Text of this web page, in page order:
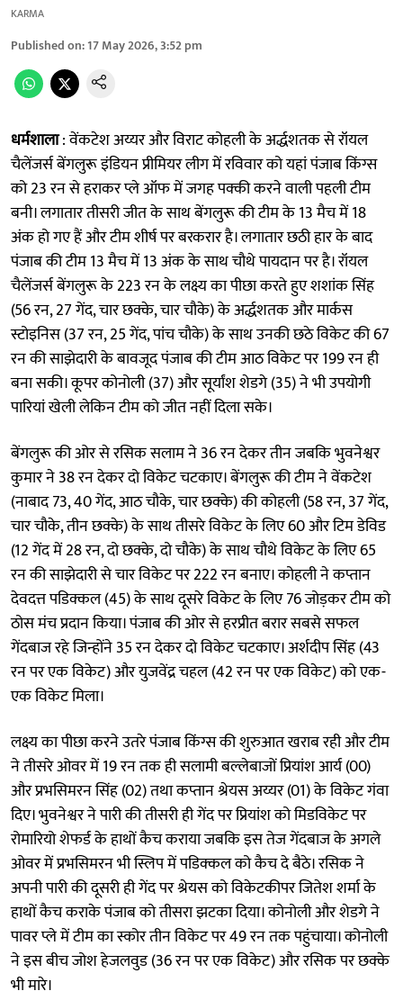
KARMA
Published on:17 May 2026, 3:52 pm
धर्मशाला: वेंकटेश अय्यर और विराट कोहली के अर्द्धशतक से रॉयल
चैलेंजर्स बेंगलुरू इंडियन प्रीमियर लीग में रविवार को यहां पंजाब किंग्स
को 23 रन से हराकर प्ले ऑफ में जगह पक्की करने वाली पहली टीम
बनी। लगातार तीसरी जीत के साथ बेंगलुरू की टीम के 13 मैच में 18
अंक हो गए हैं और टीम शीर्ष पर बरकरार है। लगातार छठी हार के बाद
पंजाब की टीम 13 मैच में 13 अंक के साथ चौथे पायदान पर है। रॉयल
चैलेंजर्स बेंगलुरू के 223 रन के लक्ष्य का पीछा करते हुए शशांक सिंह
(56 रन, 27 गेंद, चार छक्के, चार चौके) के अर्द्धशतक और मार्कस
स्टोइनिस (37 रन, 25 गेंद, पांच चौके) के साथ उनकी छठे विकेट की 67
रन की साझेदारी के बावजूद पंजाब की टीम आठ विकेट पर 199 रन ही
बना सकी। कूपर कोनोली (37) और सूर्यांश शेडगे (35) ने भी उपयोगी
पारियां खेली लेकिन टीम को जीत नहीं दिला सके।
बेंगलुरू की ओर से रसिक सलाम ने 36 रन देकर तीन जबकि भुवनेश्वर
कुमार ने 38 रन देकर दो विकेट चटकाए। बेंगलुरू की टीम ने वेंकटेश
(नाबाद 73, 40 गेंद, आठ चौके, चार छक्के) की कोहली (58 रन, 37 गेंद,
चार चौके, तीन छक्के) के साथ तीसरे विकेट के लिए 60 और टिम डेविड
(12 गेंद में 28 रन, दो छक्के, दो चौके) के साथ चौथे विकेट के लिए 65
रन की साझेदारी से चार विकेट पर 222 रन बनाए। कोहली ने कप्तान
देवदत्त पडिक्कल (45) के साथ दूसरे विकेट के लिए 76 जोड़कर टीम को
ठोस मंच प्रदान किया। पंजाब की ओर से हरप्रीत बरार सबसे सफल
गेंदबाज रहे जिन्होंने 35 रन देकर दो विकेट चटकाए। अर्शदीप सिंह (43
रन पर एक विकेट) और युजवेंद्र चहल (42 रन पर एक विकेट) को एक-
एक विकेट मिला।
लक्ष्य का पीछा करने उतरे पंजाब किंग्स की शुरुआत खराब रही और टीम
ने तीसरे ओवर में 19 रन तक ही सलामी बल्लेबाजों प्रियांश आर्य (00)
और प्रभसिमरन सिंह (02) तथा कप्तान श्रेयस अय्यर (01) के विकेट गंवा
दिए। भुवनेश्वर ने पारी की तीसरी ही गेंद पर प्रियांश को मिडविकेट पर
रोमारियो शेफर्ड के हाथों कैच कराया जबकि इस तेज गेंदबाज के अगले
ओवर में प्रभसिमरन भी स्लिप में पडिक्कल को कैच दे बैठे। रसिक ने
अपनी पारी की दूसरी ही गेंद पर श्रेयस को विकेटकीपर जितेश शर्मा के
हाथों कैच कराके पंजाब को तीसरा झटका दिया। कोनोली और शेडगे ने
पावर प्ले में टीम का स्कोर तीन विकेट पर 49 रन तक पहुंचाया। कोनोली
ने इस बीच जोश हेजलवुड (36 रन पर एक विकेट) और रसिक पर छक्के
भी मारे।